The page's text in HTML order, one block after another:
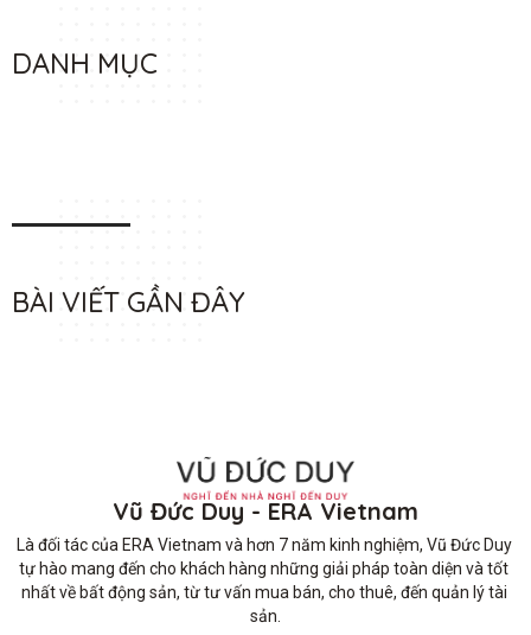
DANH MỤC
BÀI VIẾT GẦN ĐÂY
Vũ Đức Duy - ERA Vietnam
Là đối tác của ERA Vietnam và hơn 7 năm kinh nghiệm, Vũ Đức Duy
tự hào mang đến cho khách hàng những giải pháp toàn diện và tốt
nhất về bất động sản, từ tư vấn mua bán, cho thuê, đến quản lý tài
sản.